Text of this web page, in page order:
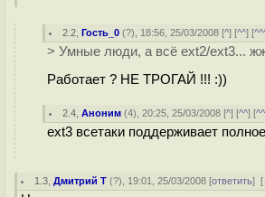
2.2 ,Гость_0 (?), 18:56, 25/03/2008 [^] [^^] [
> Умные люди, а всё ext2/ext3...
Работает ? НЕ ТРОГАЙ !!! :))
2.4 ,Аноним (4), 20:25, 25/03/2008 [^] [^^] [
ext3 всетаки поддерживает
1.3 ,Дмитрий Т (?), 19:01, 25/03/2008 [ответить][